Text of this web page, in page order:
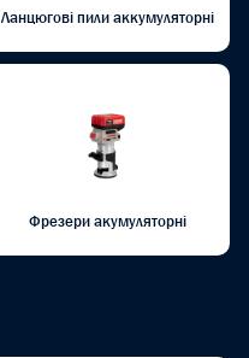
Ланцюгові пили аккумуляторні
Фрезери акумуляторні